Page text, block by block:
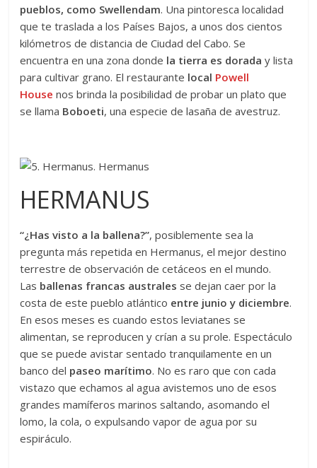
pueblos, como Swellendam. Una pintoresca localidad
que te traslada a los Países Bajos, a unos dos cientos
kilómetros de distancia de Ciudad del Cabo. Se
encuentra en una zona donde la tierra es dorada y lista
para cultivar grano. El restaurante local Powell
House nos brinda la posibilidad de probar un plato que
se llama Boboeti, una especie de lasaña de avestruz.
HERMANUS
“¿Has visto a la ballena?”, posiblemente sea la
pregunta más repetida en Hermanus, el mejor destino
terrestre de observación de cetáceos en el mundo.
Las ballenas francas australes se dejan caer por la
costa de este pueblo atlántico entre junio y diciembre.
En esos meses es cuando estos leviatanes se
alimentan, se reproducen y crían a su prole. Espectáculo
que se puede avistar sentado tranquilamente en un
banco del paseo marítimo. No es raro que con cada
vistazo que echamos al agua avistemos uno de esos
grandes mamíferos marinos saltando, asomando el
lomo, la cola, o expulsando vapor de agua por su
espiráculo.